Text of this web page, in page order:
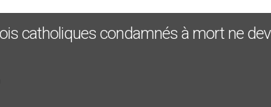
catholiques condamnés à mort ne